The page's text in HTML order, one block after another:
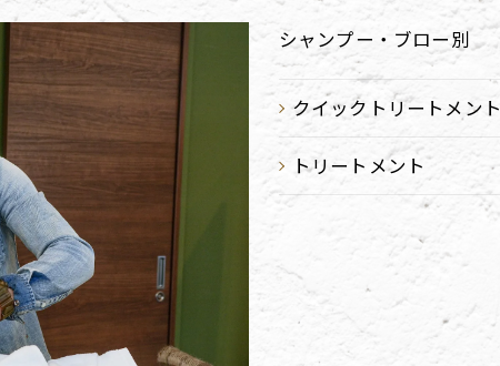
シャンプー・ブロー別
クイックトリートメント
トリートメント